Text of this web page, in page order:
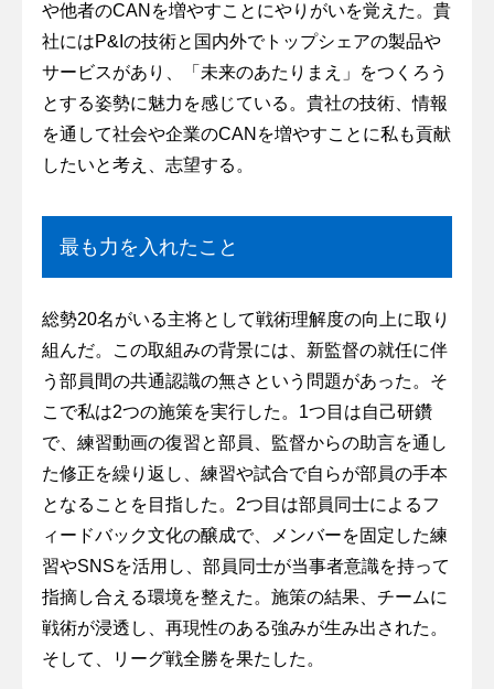
や他者のCANを増やすことにやりがいを覚えた。貴
社にはP&Iの技術と国内外でトップシェアの製品や
サービスがあり、「未来のあたりまえ」をつくろう
とする姿勢に魅力を感じている。貴社の技術、情報
を通して社会や企業のCANを増やすことに私も貢献
したいと考え、志望する。
最も力を入れたこと
総勢20名がいる主将として戦術理解度の向上に取り
組んだ。この取組みの背景には、新監督の就任に伴
う部員間の共通認識の無さという問題があった。そ
こで私は2つの施策を実行した。1つ目は自己研鑽
で、練習動画の復習と部員、監督からの助言を通し
た修正を繰り返し、練習や試合で自らが部員の手本
となることを目指した。2つ目は部員同士によるフ
ィードバック文化の醸成で、メンバーを固定した練
習やSNSを活用し、部員同士が当事者意識を持って
指摘し合える環境を整えた。施策の結果、チームに
戦術が浸透し、再現性のある強みが生み出された。
そして、リーグ戦全勝を果たした。